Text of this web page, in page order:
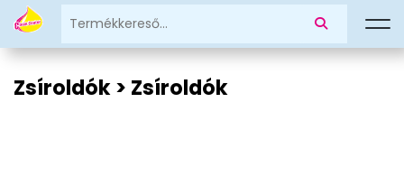
Zsíroldók > Zsíroldók